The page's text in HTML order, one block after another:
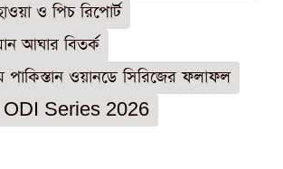
ও পিচ রিপোর্ট
আঘার বিতর্ক
পাকিস্তান ওয়ানডে সিরিজের ফলাফল
ODI Series 2026